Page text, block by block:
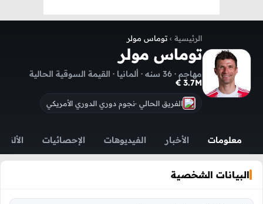
الرئيسية › توماس مولر
توماس مولر
مهاجم · 36 سنه · ألمانيا · القيمة السوقية الحالية
3.7M €
الفريق الحالي ·نجوم دوري الدوري الأمريكي
معلومات الأخبار الفيديوهات الإحصائيات
البيانات الشخصية